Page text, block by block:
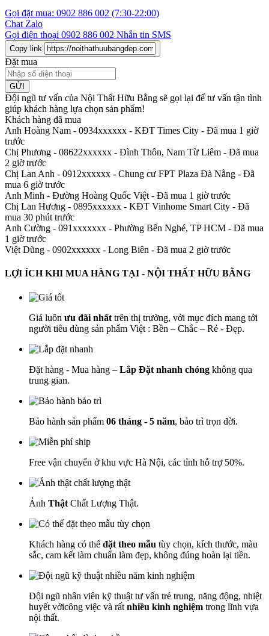
Gọi đặt mua: 0902 886 002 (7:30-22:00)
Chat Zalo
Gọi điện thoại 0902 886 002 Nhắn tin SMS
Copy link
Đặt mua
GỬI
Đội ngũ tư vấn của Nội Thất Hữu Bằng sẽ gọi lại để tư vấn tận tình
giúp khách hàng lựa chọn sản phẩm!
Khách hàng đã mua
Anh Hoàng Nam - 0934xxxxxx - KĐT Times City - Đã mua 1 giờ
trước
Chị Phương - 08622xxxxxx - Đình Thôn, Nam Từ Liêm - Đã mua
2 giờ trước
Chị Lan Anh - 0912xxxxxx - Chung cư FPT Plaza Đà Nẵng - Đã
mua 6 giờ trước
Anh Minh - Đường Hoàng Quốc Việt - Đã mua 1 giờ trước
Chị Lan Hương - 0895xxxxxx - KĐT Vinhome Smart City - Đã
mua 30 phút trước
Anh Cường - 091xxxxxxx - Phường Bến Nghé, TP HCM - Đã mua
1 giờ trước
Việt Dũng - 0902xxxxxx - Long Biên - Đã mua 2 giờ trước
LỢI ÍCH KHI MUA HÀNG TẠI - NỘI THẤT HỮU BẰNG
Giá luôn ưu đãi nhất trên thị trường, với mục đích mang tới
người tiêu dùng sản phẩm Việt : Bền – Chắc – Rẻ - Đẹp.
Đặt hàng - Mua hàng – Lắp Đặt nhanh chóng không qua
trung gian.
Bảo hành sản phẩm 06 tháng - 5 năm, bảo trì trọn đời.
Free vận chuyển ở khu vực Hà Nội, các tỉnh hỗ trợ 50%.
Ảnh Thật Chất Lượng Thật.
Khách hàng có thể đặt theo mẫu tùy chọn, kích thước, màu
sắc, cam kết làm chuẩn làm đẹp, không đúng hoàn lại tiền.
Đội ngũ nhân viên kỹ thuật tư vấn trẻ trung, năng động, nhiệt
huyết vớicông việc và rất nhiều kinh nghiệm trong lĩnh vựa
nội thất.